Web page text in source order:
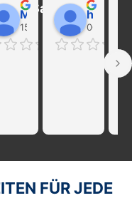
& Sanierung
24
Marcel Becker
15:39 31 Jan 24
hayat Nikolaeva
00:29 16
FÜR JEDE